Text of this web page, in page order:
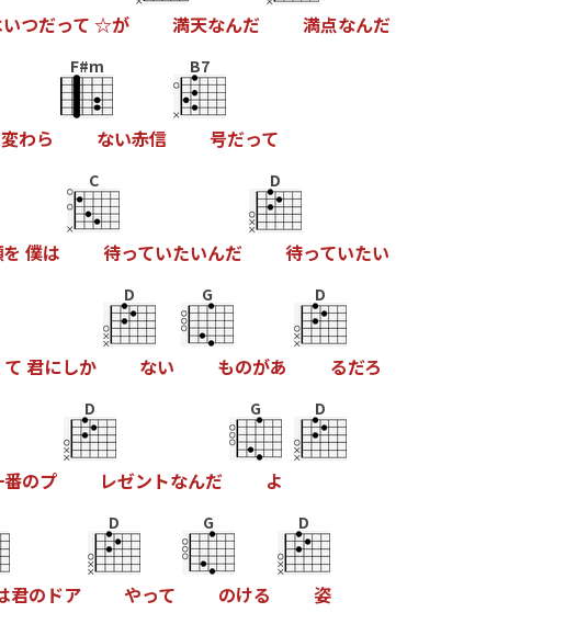
いつだって ☆が 満天なんだ 満点なんだ
変わら
F#m
ない赤信
B7
号だって
を 僕は
C
待っていたいんだ
D
待っていたい
て 君にしか
D
ない
G
ものがあ
D
るだろ
番のプ
D
レゼン トなんだ
G
よ
D
君の ドア
D
やって
G
のける
D
姿